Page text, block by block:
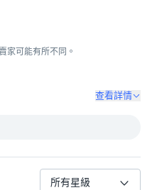
家可能有所不同。
查看詳情
所有星級